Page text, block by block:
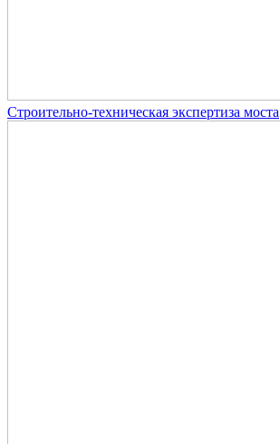
Строительно-техническая экспертиза моста